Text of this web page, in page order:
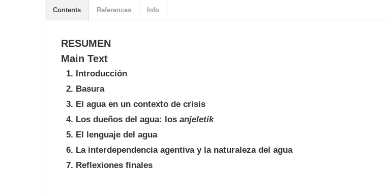
RESUMEN
Main Text
1. Introducción
2. Basura
3. El agua en un contexto de crisis
4. Los dueños del agua: los anjeletik
5. El lenguaje del agua
6. La interdependencia agentiva y la naturaleza del agua
7. Reflexiones finales
Contents References Info